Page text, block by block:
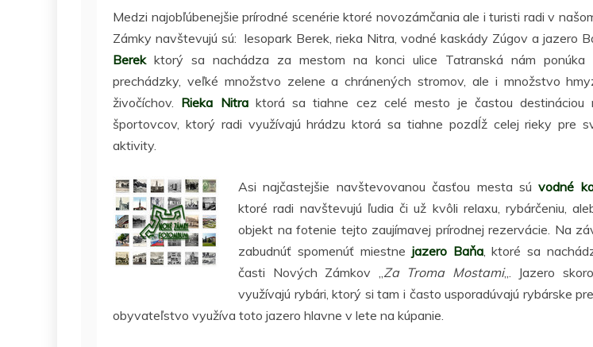
Medzi najobľúbenejšie prírodné scenérie ktoré novozámčania ale i turisti radi v
Zámky navštevujú sú: lesopark Berek, rieka Nitra, vodné kaskády Zúgov a jazero
Berekktorý sa nachádza za mestom na konci ulice Tatranská nám ponúka
prechádzky, veľké množstvo zelene a chránených stromov, ale i množstvo
živočíchov. Rieka Nitraktorá sa tiahne cez celé mesto je častou destináciou
športovcov, ktorý radi využívajú hrádzu ktorá sa tiahne pozdĺž celej rieky pre
aktivity.
Asi najčastejšie navštevovanou časťou mesta súvodné
ktoré radi navštevujú ľudia či už kvôli relaxu, rybárčeniu,
objekt na fotenie tejto zaujímavej prírodnej rezervácie. Na
zabudnúť spomenúť miestne jazero Baňa, ktoré sa
časti Nových Zámkov „Za Troma Mostami„. Jazero
využívajú rybári, ktorý si tam i často usporadúvajú rybárske
obyvateľstvo využíva toto jazero hlavne v lete na kúpanie.